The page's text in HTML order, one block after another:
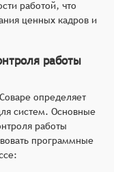
работой, что
ценных кадров и
работы
определяет
систем. Основные
работы
программные